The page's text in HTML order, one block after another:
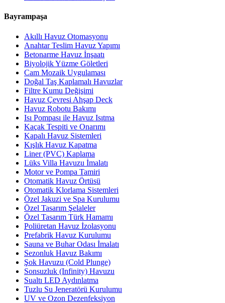
Bayrampaşa
Akıllı Havuz Otomasyonu
Anahtar Teslim Havuz Yapımı
Betonarme Havuz İnşaatı
Biyolojik Yüzme Göletleri
Cam Mozaik Uygulaması
Doğal Taş Kaplamalı Havuzlar
Filtre Kumu Değişimi
Havuz Çevresi Ahşap Deck
Havuz Robotu Bakımı
Isı Pompası ile Havuz Isıtma
Kaçak Tespiti ve Onarımı
Kapalı Havuz Sistemleri
Kışlık Havuz Kapatma
Liner (PVC) Kaplama
Lüks Villa Havuzu İmalatı
Motor ve Pompa Tamiri
Otomatik Havuz Örtüsü
Otomatik Klorlama Sistemleri
Özel Jakuzi ve Spa Kurulumu
Özel Tasarım Şelaleler
Özel Tasarım Türk Hamamı
Poliüretan Havuz İzolasyonu
Prefabrik Havuz Kurulumu
Sauna ve Buhar Odası İmalatı
Sezonluk Havuz Bakımı
Şok Havuzu (Cold Plunge)
Sonsuzluk (Infinity) Havuzu
Sualtı LED Aydınlatma
Tuzlu Su Jeneratörü Kurulumu
UV ve Ozon Dezenfeksiyon